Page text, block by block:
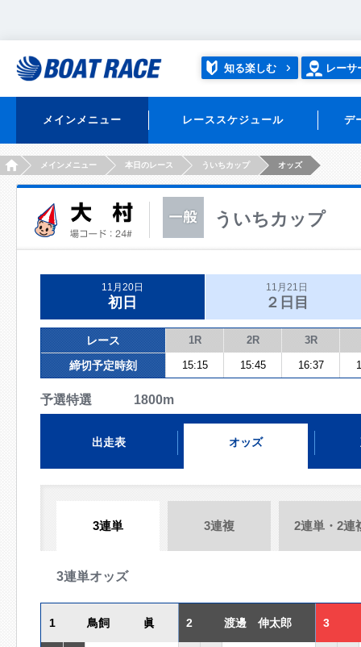
知る楽しむ レーサ
メインメニュー レーススケジュール デ
HOMEメインメニュー 本日のレース ういちカップ オッズ
ういちカップ
11月20日
初日
11月21日
２日目
レース 1R 2R 3R
締切予定時刻 15:15 15:45 16:37
予選特選 1800m
出走表 オッズ
3連単 3連複 2連単・2連
3連単オッズ
1 鳥飼 眞 2 渡邊 伸太郎 3